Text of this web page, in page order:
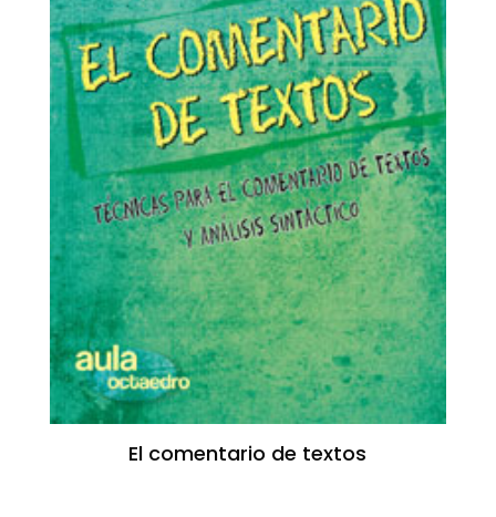
El comentario de textos